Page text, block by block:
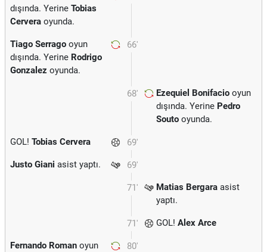
dışında. Yerine Tobias
Cervera oyunda.
66'
Tiago Serrago oyun
dışında. Yerine Rodrigo
Gonzalez oyunda.
68' Ezequiel Bonifacio oyun
dışında. Yerine Pedro
Souto oyunda.
69'
GOL! Tobias Cervera
69'
Justo Giani asist yaptı.
71' Matias Bergara asist
yaptı.
71' GOL! Alex Arce
80'
Fernando Roman oyun